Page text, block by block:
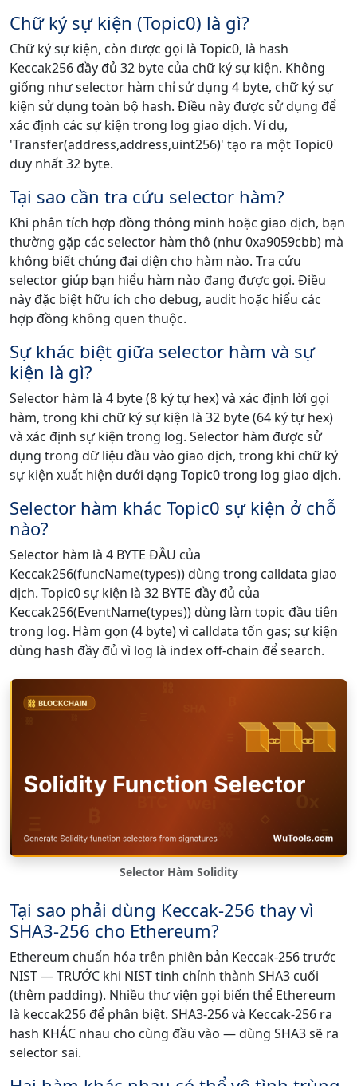
Chữ ký sự kiện (Topic0) là gì?
Chữ ký sự kiện, còn được gọi là Topic0, là hash
Keccak256 đầy đủ 32 byte của chữ ký sự kiện. Không
giống như selector hàm chỉ sử dụng 4 byte, chữ ký sự
kiện sử dụng toàn bộ hash. Điều này được sử dụng để
xác định các sự kiện trong log giao dịch. Ví dụ,
'Transfer(address,address,uint256)' tạo ra một Topic0
duy nhất 32 byte.
Tại sao cần tra cứu selector hàm?
Khi phân tích hợp đồng thông minh hoặc giao dịch, bạn
thường gặp các selector hàm thô (như 0xa9059cbb) mà
không biết chúng đại diện cho hàm nào. Tra cứu
selector giúp bạn hiểu hàm nào đang được gọi. Điều
này đặc biệt hữu ích cho debug, audit hoặc hiểu các
hợp đồng không quen thuộc.
Sự khác biệt giữa selector hàm và sự
kiện là gì?
Selector hàm là 4 byte (8 ký tự hex) và xác định lời gọi
hàm, trong khi chữ ký sự kiện là 32 byte (64 ký tự hex)
và xác định sự kiện trong log. Selector hàm được sử
dụng trong dữ liệu đầu vào giao dịch, trong khi chữ ký
sự kiện xuất hiện dưới dạng Topic0 trong log giao dịch.
Selector hàm khác Topic0 sự kiện ở chỗ
nào?
Selector hàm là 4 BYTE ĐẦU của
Keccak256(funcName(types)) dùng trong calldata giao
dịch. Topic0 sự kiện là 32 BYTE đầy đủ của
Keccak256(EventName(types)) dùng làm topic đầu tiên
trong log. Hàm gọn (4 byte) vì calldata tốn gas; sự kiện
dùng hash đầy đủ vì log là index off-chain để search.
Selector Hàm Solidity
Tại sao phải dùng Keccak-256 thay vì
SHA3-256 cho Ethereum?
Ethereum chuẩn hóa trên phiên bản Keccak-256 trước
NIST — TRƯỚC khi NIST tinh chỉnh thành SHA3 cuối
(thêm padding). Nhiều thư viện gọi biến thể Ethereum
là keccak256 để phân biệt. SHA3-256 và Keccak-256 ra
hash KHÁC nhau cho cùng đầu vào — dùng SHA3 sẽ ra
selector sai.